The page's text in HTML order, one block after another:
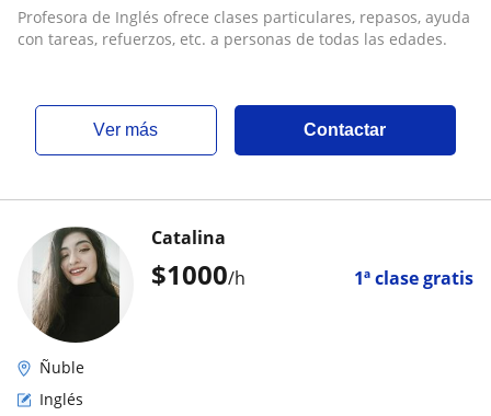
personas de todas las edades
Profesora de Inglés ofrece clases particulares, repasos, ayuda
con tareas, refuerzos, etc. a personas de todas las edades.
ver más Contactar
$1000/h 1ª clase gratis
Catalina
Ñuble
Inglés